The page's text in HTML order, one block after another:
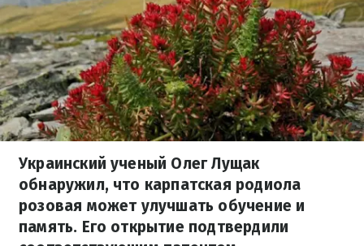
Украинский ученый Олег Лущак
обнаружил, что карпатская родиола
розовая может улучшать обучение и
память. Его открытие подтвердили